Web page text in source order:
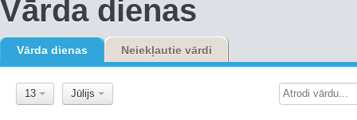
Vārda dienas
Vārda dienas Neiekļautie vārdi
13 Jūlijs